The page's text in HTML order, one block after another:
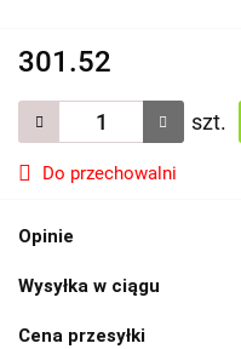
301.52
szt.
Do przechowalni
Opinie
Wysyłka w ciągu
Cena przesyłki